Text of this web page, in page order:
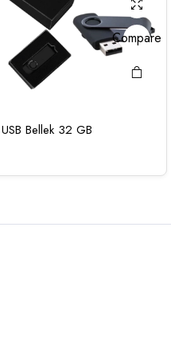
Compare
USB Bellek 32 GB